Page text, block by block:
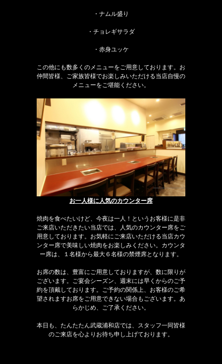
・ナムル盛り
・チョレギサラダ
・赤身ユッケ
この他にも数多くのメニューをご用意しております。お
仲間皆様、ご家族皆様でお楽しみいただける当店自慢の
メニューをご堪能ください。
お一人様に人気のカウンター席
焼肉を食べたいけど、今夜は一人！というお客様に是非
ご来店いただきたい当店では、人気のカウンター席をご
用意しております。お気軽にご来店いただける当店カウ
ンター席で美味しい焼肉をお楽しみください。カウンタ
ー席は、１名様から最大６名様の禁煙席となります。
お席の数は、豊富にご用意しておりますが、数に限りが
ございます。ご宴会シーズン、週末には早くからのご予
約を頂戴しております。ご予約の関係上、お客様のご希
望されますお席をご用意できない場合もございます。あ
らかじめ、ご了承ください。
本日も、たんたたん武蔵浦和店では、スタッフ一同皆様
のご来店を心よりお待ち申し上げております。